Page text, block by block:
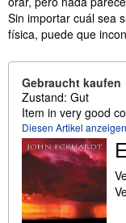
Sin importar cuál sea
física, puede que
Gebraucht kaufen
Zustand: Gut
Item in very good
Diesen Artikel anzeigen